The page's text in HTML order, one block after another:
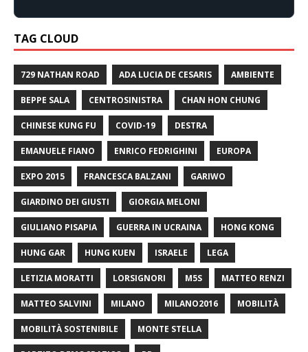
TAG CLOUD
729 NATHAN ROAD ADA LUCIA DE CESARIS AMBIENTE
BEPPE SALA CENTROSINISTRA CHAN HON CHUNG
CHINESE KUNG FU COVID-19 DESTRA
EMANUELE FIANO ENRICO FEDRIGHINI EUROPA
EXPO 2015 FRANCESCA BALZANI GARIWO
GIARDINO DEI GIUSTI GIORGIA MELONI
GIULIANO PISAPIA GUERRA IN UCRAINA HONG KONG
HUNG GAR HUNG KUEN ISRAELE LEGA
LETIZIA MORATTI LORSIGNORI M5S MATTEO RENZI
MATTEO SALVINI MILANO MILANO2016 MOBILITÀ
MOBILITÀ SOSTENIBILE MONTE STELLA